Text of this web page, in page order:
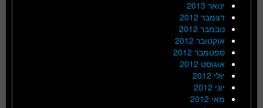
ינואר 2013
דצמבר 2012
נובמבר 2012
אוקטובר 2012
ספטמבר 2012
אוגוסט 2012
יולי 2012
יוני 2012
מאי 2012